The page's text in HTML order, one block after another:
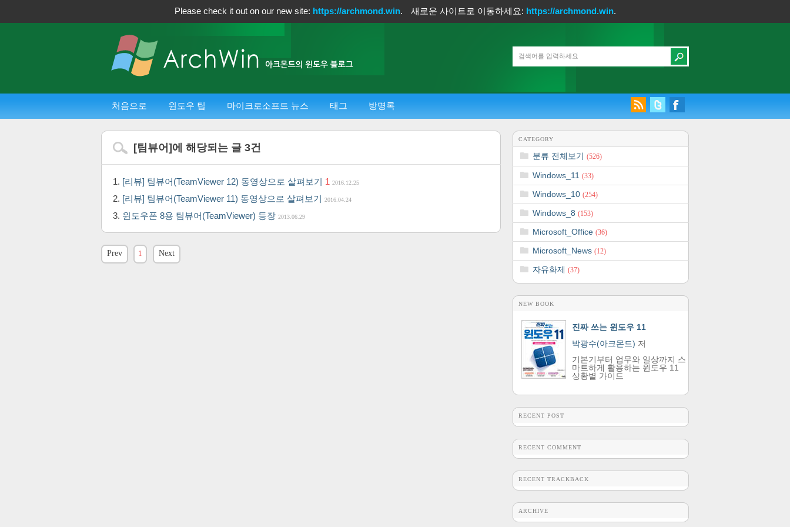
Please check it out on our new site: https://archmond.win. 새로운 사이트로 이동하세요: https://archmond.win.
처음으로 윈도우 팁 마이크로소프트 뉴스 태그 방명록
[팀뷰어 ]에 해당되는 글 3건
[리뷰] 팀뷰어(TeamViewer 12) 동영상으로 살펴보기 1 2016.12.25
[리뷰] 팀뷰어(TeamViewer 11) 동영상으로 살펴보기 2016.04.24
윈도우폰 8용 팀뷰어(TeamViewer) 등장 2013.06.29
Prev 1 Next
CATEGORY
분류 전체보기 (526)
Windows_11 (33)
Windows_10 (254)
Windows_8 (153)
Microsoft_Office (36)
Microsoft_News (12)
자유화제 (37)
NEW BOOK
진짜 쓰는 윈도우 11
박광수(아크몬드) 저
기본기부터 업무와 일상까지 스
마트하게 활용하는 윈도우 11
상황별 가이드
RECENT POST
RECENT COMMENT
RECENT TRACKBACK
ARCHIVE